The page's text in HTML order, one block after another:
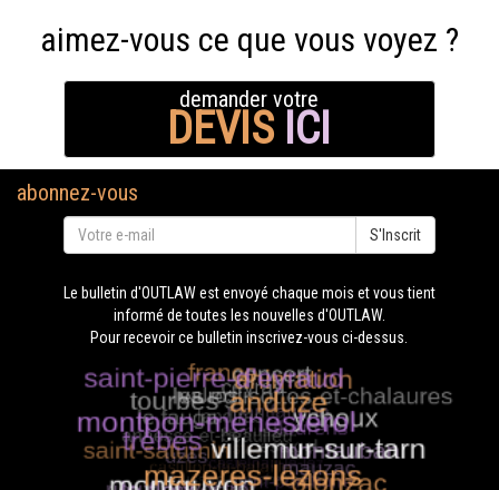
aimez-vous ce que vous voyez ?
demander votre
DEVIS ICI
abonnez-vous
S'Inscrit
Le bulletin d'OUTLAW est envoyé chaque mois et vous tient
informé de toutes les nouvelles d'OUTLAW.
Pour recevoir ce bulletin inscrivez-vous ci-dessus.